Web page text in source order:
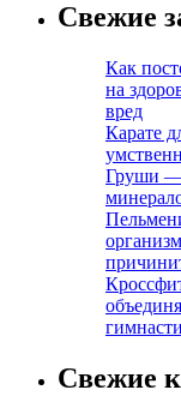
Свежие
Как
на
вред
Карате
Груши —
Свежие